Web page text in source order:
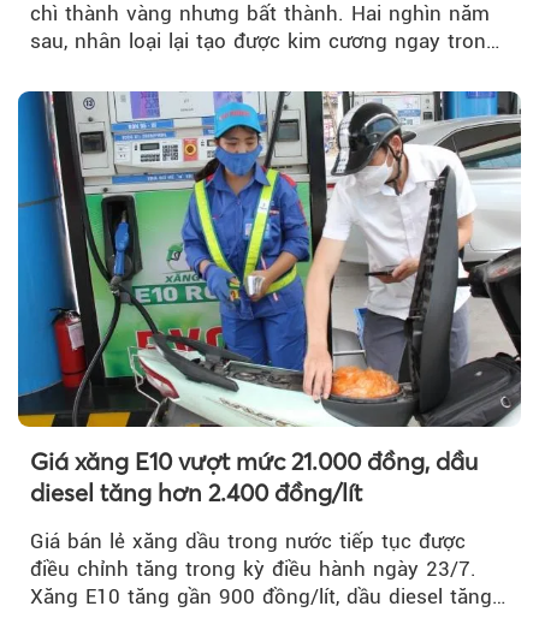
chì thành vàng nhưng bất thành. Hai nghìn năm
sau, nhân loại lại tạo được kim cương ngay trong
Giá xăng E10 vượt mức 21.000 đồng, dầu
diesel tăng hơn 2.400 đồng/lít
Giá bán lẻ xăng dầu trong nước tiếp tục được
điều chỉnh tăng trong kỳ điều hành ngày 23/7.
Xăng E10 tăng gần 900 đồng/lít, dầu diesel tăng